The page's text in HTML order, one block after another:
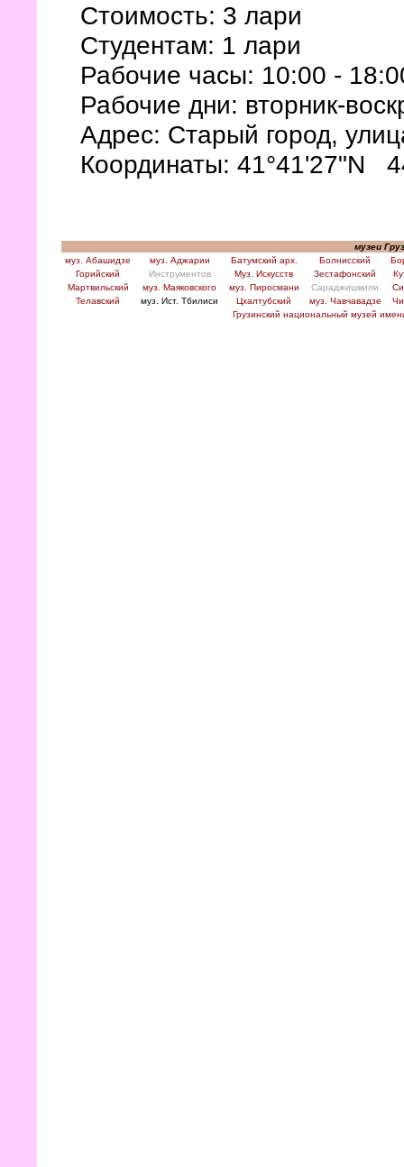
Стоимость: 3 лари
Студентам: 1 лари
Рабочие часы: 10:00 -
Рабочие дни: вторник-
Адрес: Старый город,
Координаты: 41°41'27"N
музеи
муз. Абашидзе
муз. Аджарии Батумский арх. Болнисский
Горийский
Инструментов Муз. Искусств Зестафонский
Мартвильский
муз. Маяковского муз. Пиросмани Сараджишвили
Телавский
муз. Ист. Тбилиси Цхалтубский муз. Чавчавадзе
Грузинский национальный музей